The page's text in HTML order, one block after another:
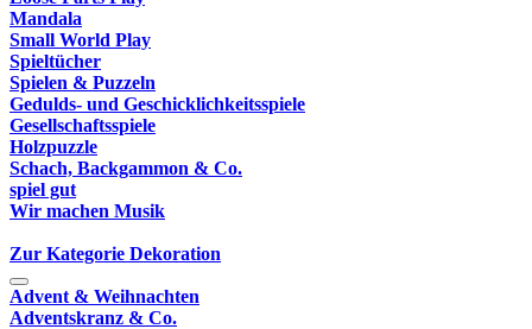
Mandala
Small World Play
Spieltücher
Spielen & Puzzeln
Gedulds- und Geschicklichkeitsspiele
Gesellschaftsspiele
Holzpuzzle
Schach, Backgammon & Co.
spiel gut
Wir machen Musik
Zur Kategorie Dekoration
Advent & Weihnachten
Adventskranz & Co.